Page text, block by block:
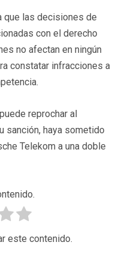
que las decisiones de
con el derecho
no afectan en ningún
constatar infracciones a
reprochar al
sanción, haya sometido
Telekom a una doble
este contenido.